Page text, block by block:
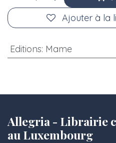
Ajouter à la
Editions: Mame
Allegria - Librairie
au Luxembourg